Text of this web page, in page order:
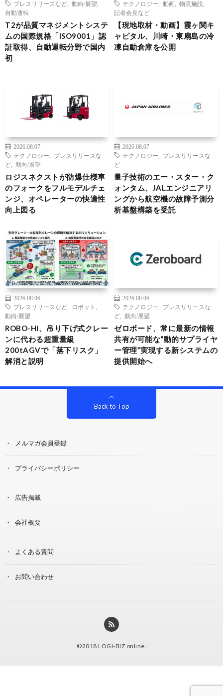
プレスリリースなど
動向/展望
自動運転
T2が品質マネジメントシステ
ムの国際規格「ISO9001」認
証取得、自動運転分野で国内
初
テクノロジー
動画 物流施設
記者会見など
【現地取材・動画】霞ヶ関キ
ャピタル、川崎・東扇島の冷
凍自動倉庫を公開
2026.08.07
テクノロジー
プレスリリースな
ど
動向/展望
ロジスネクストが防爆仕様車
のフォークをフルモデルチェ
ンジ、オペレーターの快適性
向上図る
2026.08.07
テクノロジー
プレスリリースな
ど
量子技術のエー・スター・ク
ォンタム、JALエンジニアリ
ングから航空機の故障予測分
析基盤構築を受託
2026.08.06
プレスリリースなど
ロボット
動向/展望
ROBO-HI、吊り下げ式クレー
ンに代わる超重量級
200tAGVで「落下リスク」
解消と説明
2026.08.06
テクノロジー
プレスリリースな
ど
動向/展望
ゼロボード、常に最新の情報
共有が可能な“動的サプライヤ
ー管理”実現する新システムの
提供開始へ
Back to Top
メルマガ会員登録
プライバシーポリシー
広告掲載
会社概要
よくある質問
お問い合わせ
©2018 LOGI-BIZ online.